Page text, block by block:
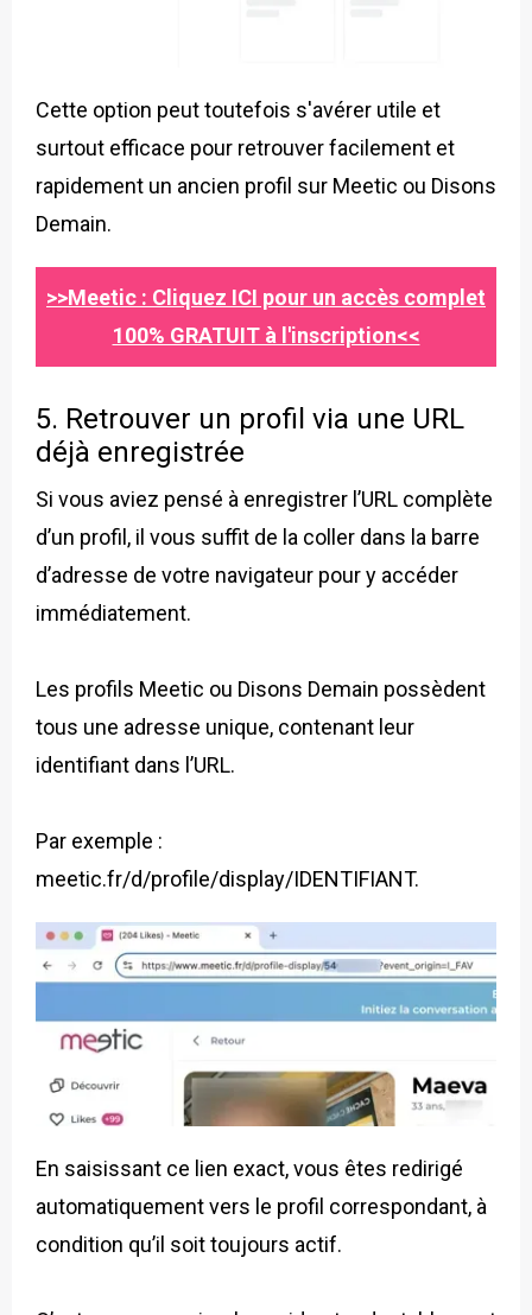
Cette option peut toutefois s'avérer utile et
surtout efficace pour retrouver facilement et
rapidement un ancien profil sur Meetic ou Disons
Demain.
>>Meetic : Cliquez ICI pour un accès complet
100% GRATUIT à l'inscription<<
5. Retrouver un profil via une URL
déjà enregistrée
Si vous aviez pensé à enregistrer l’URL complète
d’un profil, il vous suffit de la coller dans la barre
d’adresse de votre navigateur pour y accéder
immédiatement.
Les profils Meetic ou Disons Demain possèdent
tous une adresse unique, contenant leur
identifiant dans l’URL.
Par exemple :
meetic.fr/d/profile/display/IDENTIFIANT.
En saisissant ce lien exact, vous êtes redirigé
automatiquement vers le profil correspondant, à
condition qu’il soit toujours actif.